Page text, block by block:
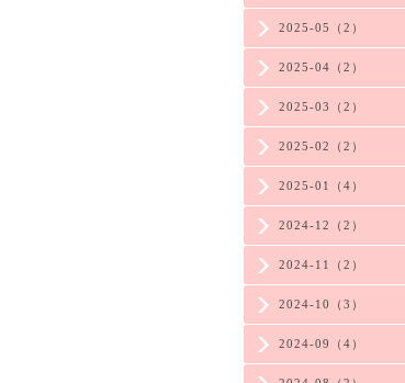
2025-05（2）
2025-04（2）
2025-03（2）
2025-02（2）
2025-01（4）
2024-12（2）
2024-11（2）
2024-10（3）
2024-09（4）